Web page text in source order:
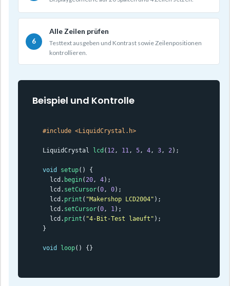
Alle Zeilen prüfen
Testtext ausgeben und Kontrast sowie Zeilenpositionen
kontrollieren.
Beispiel und Kontrolle
#include <LiquidCrystal.h>
LiquidCrystal lcd ( 12, 11, 5, 4, 3, 2);
void setup() {
  lcd.
begin( 20, 4);
  lcd.
setCursor(0, 0);
  lcd.
print ( "Makershop LCD2004" );
  lcd.
setCursor(0, 1);
  lcd.
print ( "4-Bit-Test laeuft" );
}
void loop() {}